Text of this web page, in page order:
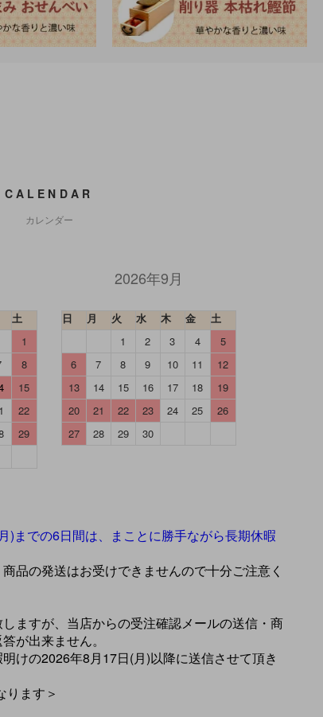
CALENDAR
カレンダー
土
1
8
15
22
29
2026年9月
日 月 火 水 木 金
土
1
2 3 4
5
6
7 8 9 10 11
12
13
14 15 16 17 18
19
20
21 22 23 24 25
26
27
28 29 30
)までの6日間は、まことに勝手ながら長期休暇
品の発送はお受けできませんので十分ご注意く
ますが、当店からの受注確認メールの送信・商
が出来ません。
けの2026年8月17日(月)以降に送信させて頂き
ります＞